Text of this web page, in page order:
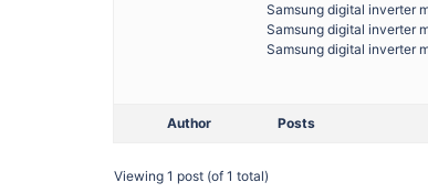
Samsung digital inverter
Samsung digital inverter
Samsung digital inverter
Author Posts
Viewing 1 post (of 1 total)